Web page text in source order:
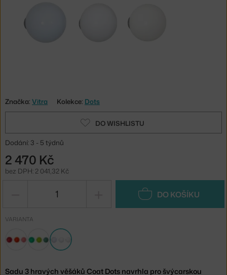
Značka: Vitra Kolekce: Dots
DO WISHLISTU
Dodání: 3 - 5 týdnů
2 470 Kč
bez DPH: 2 041,32 Kč
DO KOŠÍKU
VARIANTA
Sadu 3 hravých věšáků Coat Dots navrhla pro švýcarskou